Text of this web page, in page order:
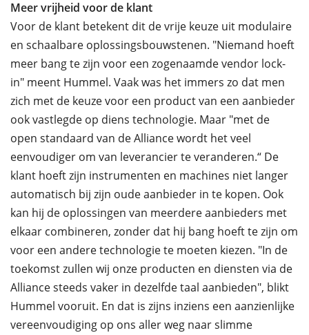
Meer vrijheid voor de klant
Voor de klant betekent dit de vrije keuze uit modulaire
en schaalbare oplossingsbouwstenen. "Niemand hoeft
meer bang te zijn voor een zogenaamde vendor lock-
in" meent Hummel. Vaak was het immers zo dat men
zich met de keuze voor een product van een aanbieder
ook vastlegde op diens technologie. Maar "met de
open standaard van de Alliance wordt het veel
eenvoudiger om van leverancier te veranderen.“ De
klant hoeft zijn instrumenten en machines niet langer
automatisch bij zijn oude aanbieder in te kopen. Ook
kan hij de oplossingen van meerdere aanbieders met
elkaar combineren, zonder dat hij bang hoeft te zijn om
voor een andere technologie te moeten kiezen. "In de
toekomst zullen wij onze producten en diensten via de
Alliance steeds vaker in dezelfde taal aanbieden", blikt
Hummel vooruit. En dat is zijns inziens een aanzienlijke
vereenvoudiging op ons aller weg naar slimme